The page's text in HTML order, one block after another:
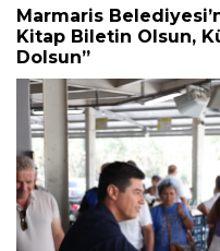
Marmaris
Kitap Biletin Olsun,
Dolsun”